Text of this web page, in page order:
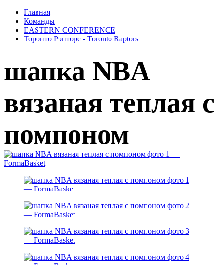
Главная
Команды
EASTERN CONFERENCE
Торонто Рэпторс - Toronto Raptors
шапка NBA
вязаная теплая с
помпоном